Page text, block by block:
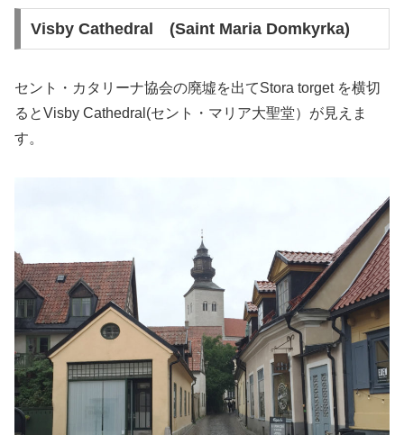
Visby Cathedral (Saint Maria Domkyrka)
セント・カタリーナ協会の廃墟を出てStora torget を横切
るとVisby Cathedral(セント・マリア大聖堂）が見えま
す。